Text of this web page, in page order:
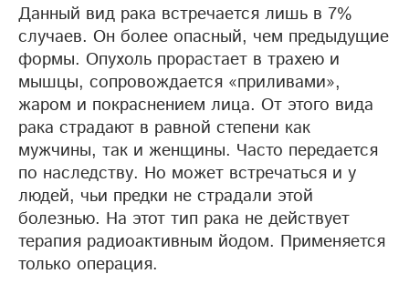
Данный вид рака встречается лишь в 7%
случаев. Он более опасный, чем предыдущие
формы. Опухоль прорастает в трахею и
мышцы, сопровождается «приливами»,
жаром и покраснением лица. От этого вида
рака страдают в равной степени как
мужчины, так и женщины. Часто передается
по наследству. Но может встречаться и у
людей, чьи предки не страдали этой
болезнью. На этот тип рака не действует
терапия радиоактивным йодом. Применяется
только операция.